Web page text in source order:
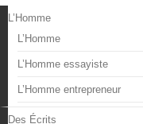
L’Homme
L’Homme
L’Homme essayiste
L’Homme entrepreneur
Des Écrits